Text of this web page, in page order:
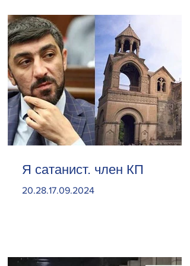
Я сатанист. член КП
20.28.17.09.2024